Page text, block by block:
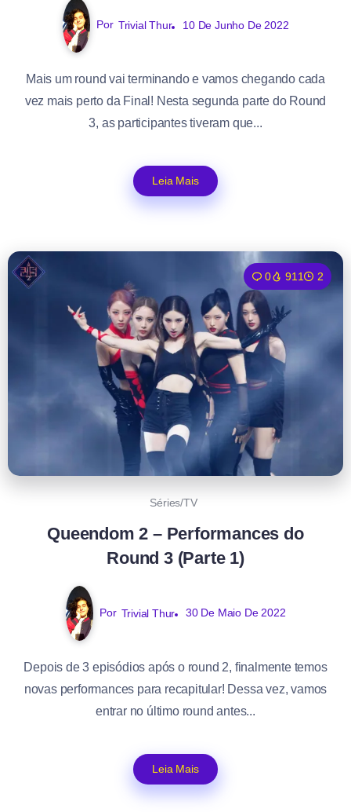
Por Trivial Thur 10 De Junho De 2022
Mais um round vai terminando e vamos chegando cada
vez mais perto da Final! Nesta segunda parte do Round
3, as participantes tiveram que...
Leia Mais
0 911 2
Séries/TV
Queendom 2 – Performances do
Round 3 (Parte 1)
Por Trivial Thur 30 De Maio De 2022
Depois de 3 episódios após o round 2, finalmente temos
novas performances para recapitular! Dessa vez, vamos
entrar no último round antes...
Leia Mais